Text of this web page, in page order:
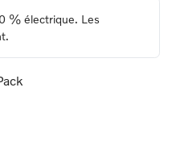
% électrique. Les